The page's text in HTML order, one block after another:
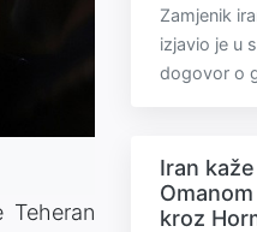
Zamjenik
izjavio je u
dogovor o
Iran
kroz